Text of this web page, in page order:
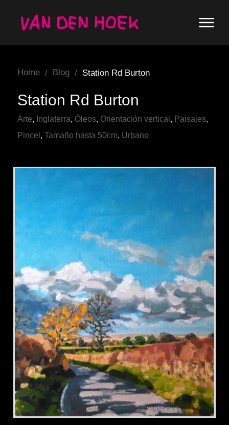
Home / Blog / Station Rd Burton
Station Rd Burton
Arte, Inglaterra, Óleos, Orientación vertical , Paisajes,
Pincel , Tamaño hasta 50cm, Urbano